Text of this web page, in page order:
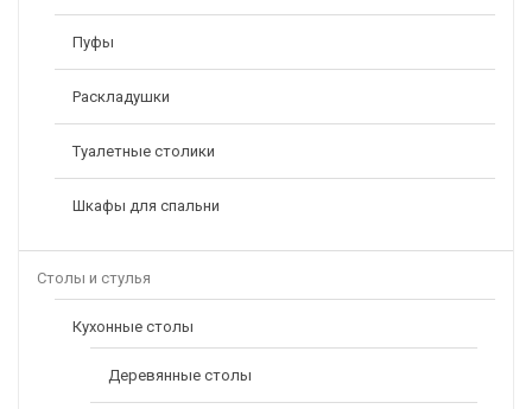
Пуфы
Раскладушки
Туалетные столики
Шкафы для спальни
Столы и стулья
Кухонные столы
Деревянные столы